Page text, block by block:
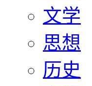
文学
思想
历史